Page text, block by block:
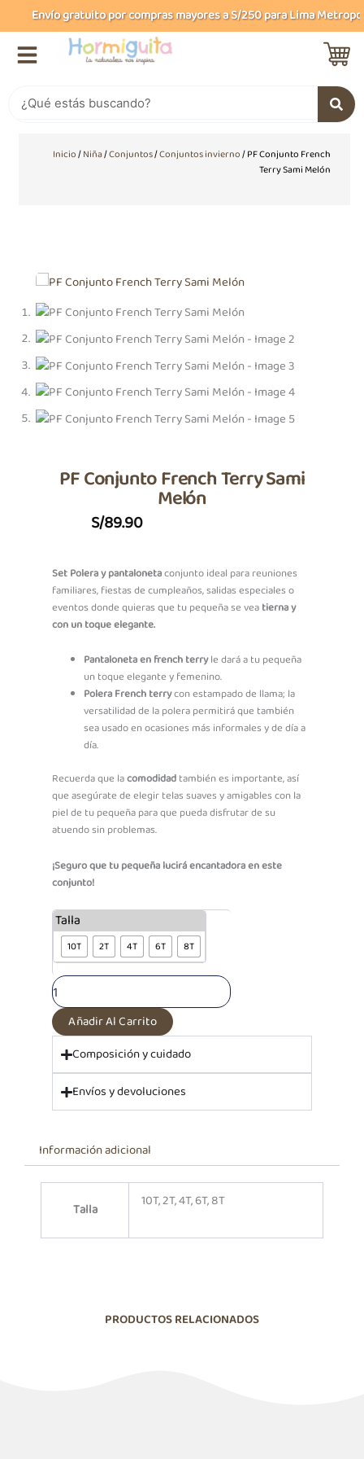
al
contenido
Envío gratuito por compras mayores a S/250 para Lima
Inicio/Niña/Conjuntos/Conjuntos invierno/ PF Conjunto French
Terry Sami Melón
PF Conjunto French Terry Sami
Melón
S/89.90
Set Polera y pantalonetaconjunto ideal para reuniones
familiares, fiestas de cumpleaños, salidas especiales o
eventos donde quieras que tu pequeña se veatierna y
con un toque elegante.
Pantaloneta en french terryle dará a tu pequeña
un toque elegante y femenino.
Polera French terrycon estampado de llama; la
versatilidad de la polera permitirá que también
sea usado en ocasiones más informales y de día a
día.
Recuerda que lacomodidadtambién es importante, así
que asegúrate de elegir telas suaves y amigables con la
piel de tu pequeña para que pueda disfrutar de su
atuendo sin problemas.
¡Seguro que tu pequeña lucirá encantadora en este
conjunto!
Talla
10T 2T 4T 6T 8T
PF
Conjunto
French
Terry
Sami
Melón
cantidad
Añadir Al Carrito
Composición y cuidado
Envíos y devoluciones
Información adicional
Talla 10T, 2T, 4T, 6T, 8T
PRODUCTOS RELACIONADOS